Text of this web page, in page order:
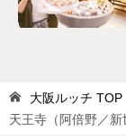
大阪ルッチ TOP
天王寺（阿倍野／新